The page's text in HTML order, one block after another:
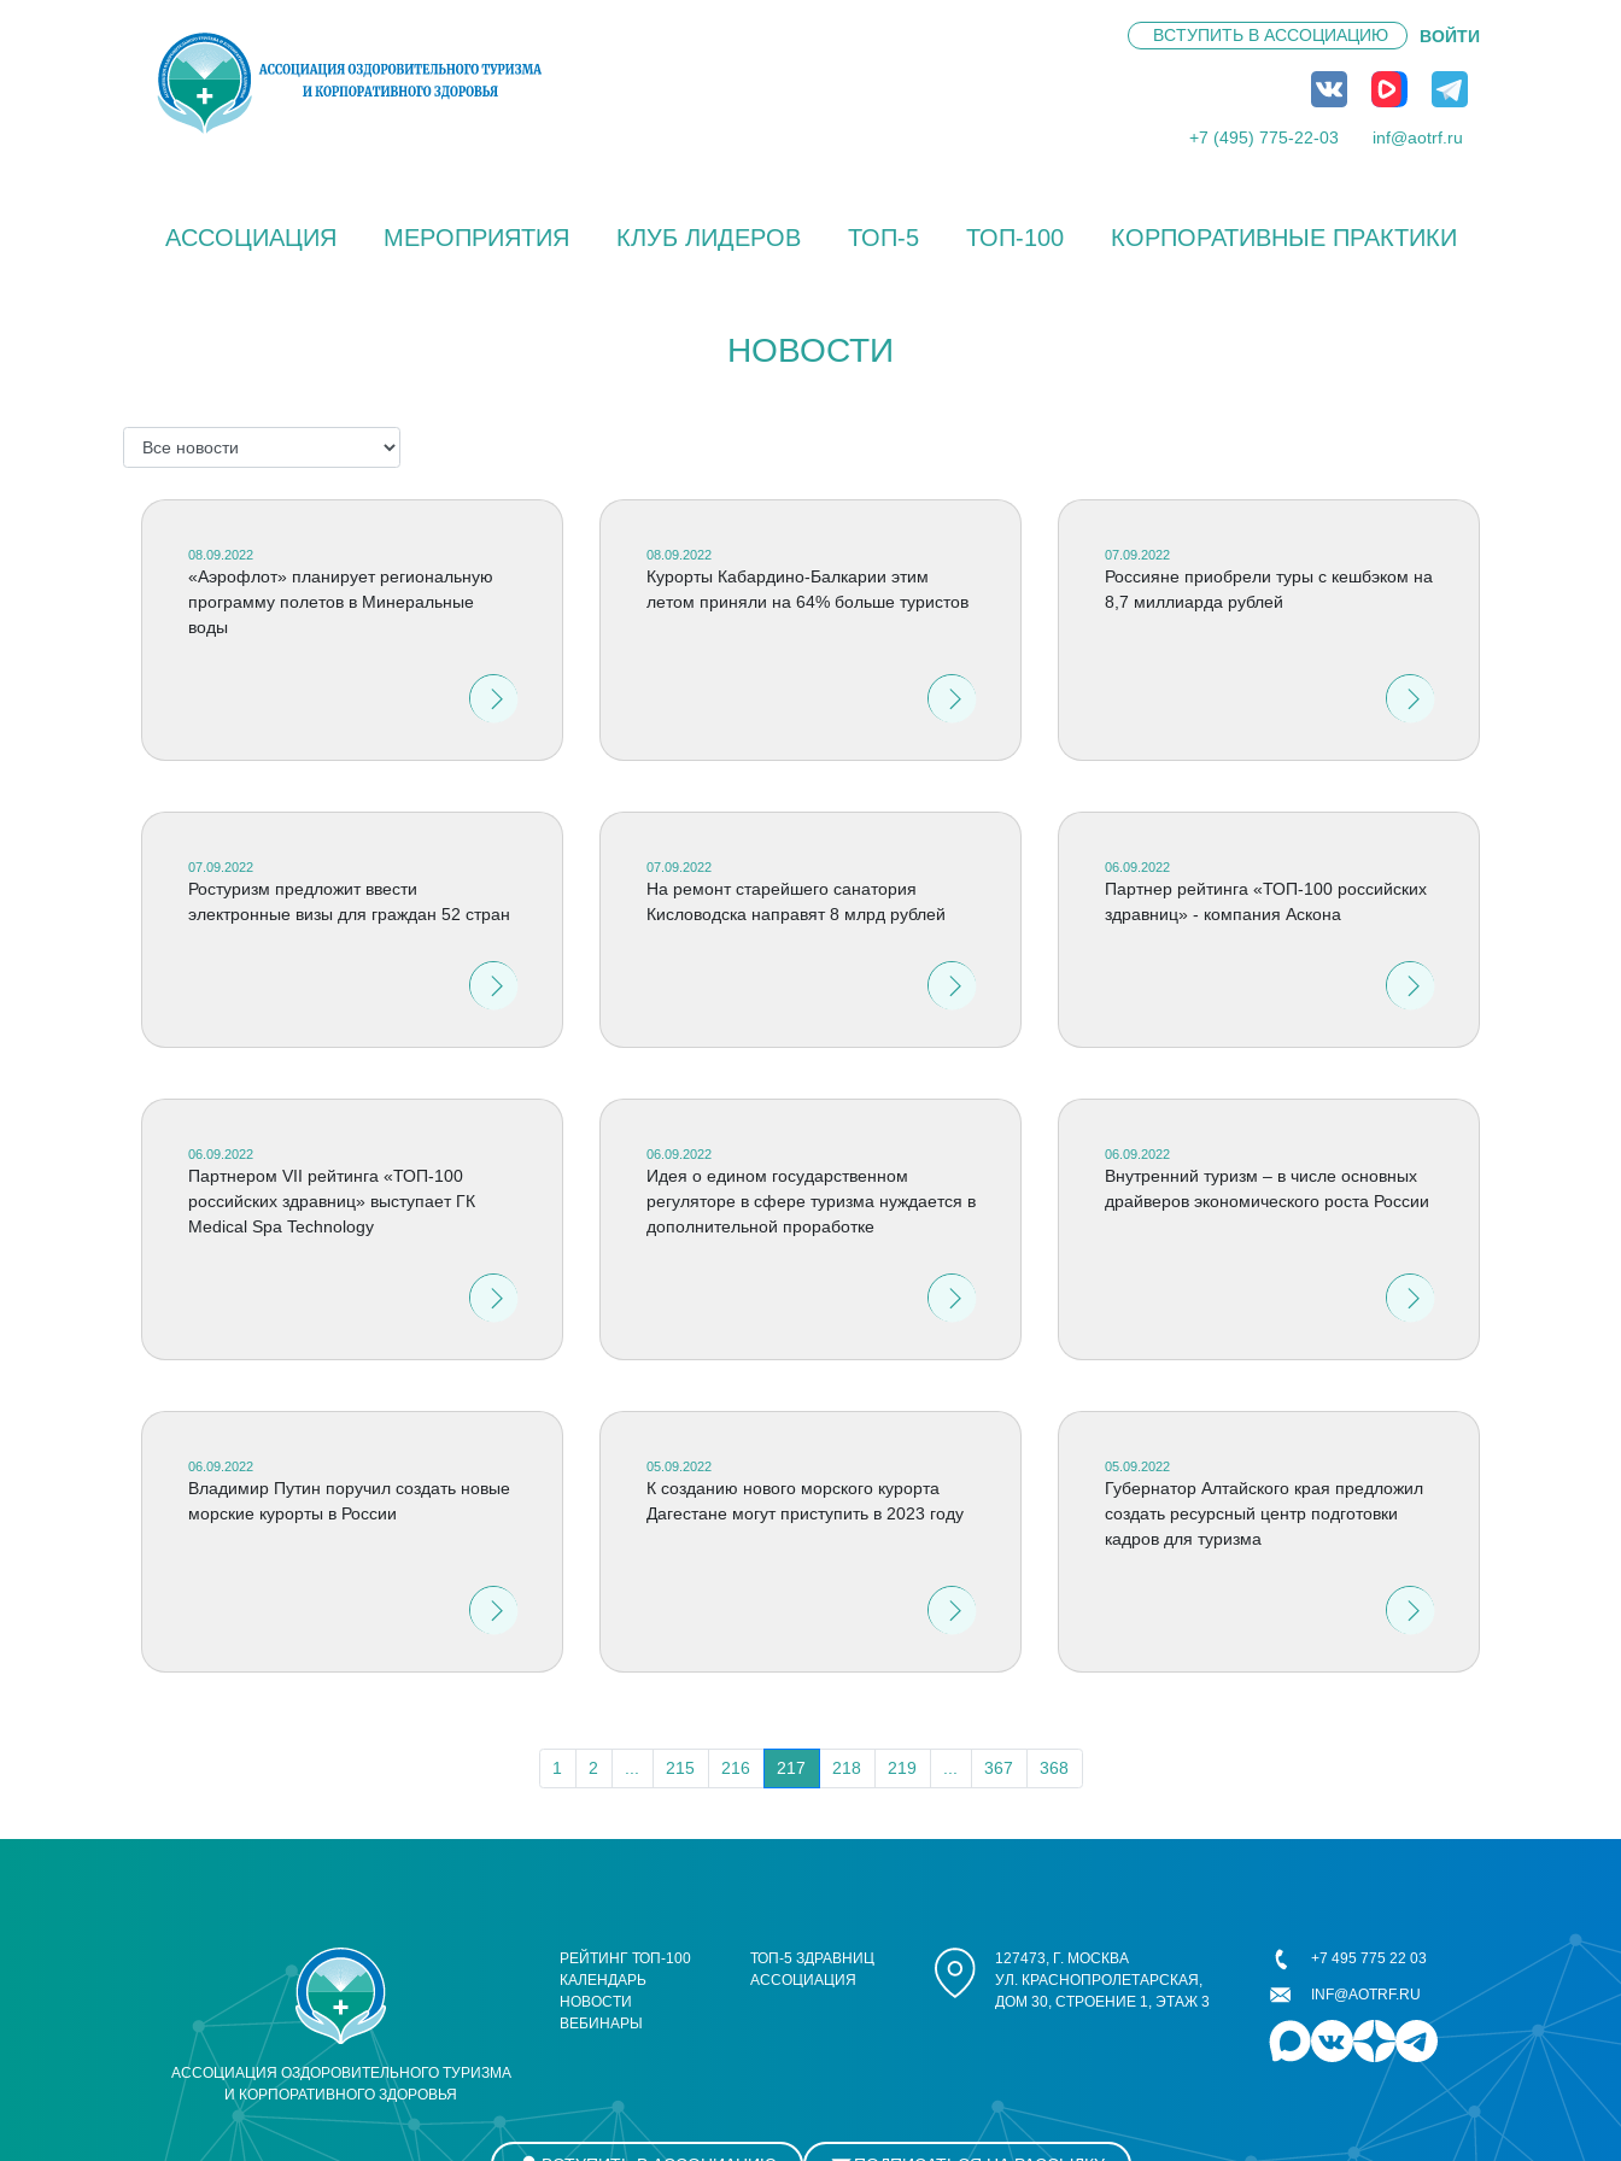
ВСТУПИТЬ В АССОЦИАЦИЮ ВОЙТИ
+7 (495) 775-22-03 inf@aotrf.ru
АССОЦИАЦИЯ МЕРОПРИЯТИЯ КЛУБ ЛИДЕРОВ ТОП-5 ТОП-100 КОРПОРАТИВНЫЕ ПРАКТИКИ
НОВОСТИ
08.09.2022
«Аэрофлот» планирует региональную
программу полетов в Минеральные
воды
08.09.2022
Курорты Кабардино-Балкарии этим
летом приняли на 64% больше туристов
07.09.2022
Россияне приобрели туры с кешбэком на
8,7 миллиарда рублей
07.09.2022
Ростуризм предложит ввести
электронные визы для граждан 52 стран
07.09.2022
На ремонт старейшего санатория
Кисловодска направят 8 млрд рублей
06.09.2022
Партнер рейтинга «ТОП-100 российских
здравниц»​ - компания Аскона
06.09.2022
Партнером VII рейтинга «ТОП-100
российских здравниц» выступает ГК
Medical Spa Technology
06.09.2022
Идея о едином государственном
регуляторе в сфере туризма нуждается в
дополнительной проработке
06.09.2022
Внутренний туризм – в числе основных
драйверов экономического роста России
06.09.2022
Владимир Путин поручил создать новые
морские курорты в России
05.09.2022
К созданию нового морского курорта
Дагестане могут приступить в 2023 году
05.09.2022
Губернатор Алтайского края предложил
создать ресурсный центр подготовки
кадров для туризма
1 2 215 216 217 218 219 367 368
АССОЦИАЦИЯ ОЗДОРОВИТЕЛЬНОГО ТУРИЗМА
И КОРПОРАТИВНОГО ЗДОРОВЬЯ
РЕЙТИНГ ТОП-100
КАЛЕНДАРЬ
НОВОСТИ
ВЕБИНАРЫ
ТОП-5 ЗДРАВНИЦ
АССОЦИАЦИЯ
127473, Г. МОСКВА
УЛ. КРАСНОПРОЛЕТАРСКАЯ,
ДОМ 30, СТРОЕНИЕ 1, ЭТАЖ 3
+7 495 775 22 03
INF@AOTRF.RU